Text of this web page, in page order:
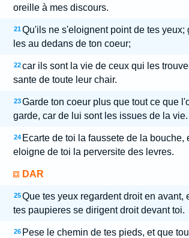
oreille à mes discours.
21 Qu'ils ne s'eloignent point de tes yeux;
les au dedans de ton coeur;
22 car ils sont la vie de ceux qui les
sante de toute leur chair.
23 Garde ton coeur plus que tout ce que
garde, car de lui sont les issues de la vie.
24 Ecarte de toi la faussete de la bouche,
eloigne de toi la perversite des levres.
DAR
25 Que tes yeux regardent droit en avant,
tes paupieres se dirigent droit devant toi.
26 Pese le chemin de tes pieds, et que